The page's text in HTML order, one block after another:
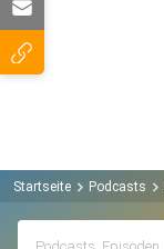
Startseite Podcasts